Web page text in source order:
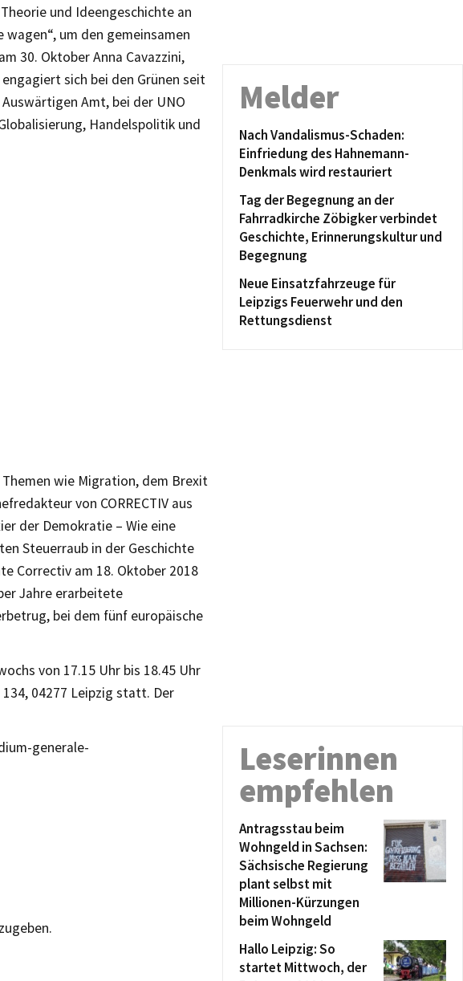
und Ideengeschichte an
um den gemeinsamen
30. Oktober Anna Cavazzini,
sich bei den Grünen seit
Amt, bei der UNO
Handelspolitik und
wie Migration, dem Brexit
von CORRECTIV aus
der Demokratie – Wie eine
Steuerraub in der Geschichte
Correctiv am 18. Oktober 2018
Jahre erarbeitete
bei dem fünf europäische
von 17.15 Uhr bis 18.45 Uhr
04277 Leipzig statt. Der
generale-
Melder
Nach Vandalismus-Schaden:
Einfriedung des Hahnemann-
Denkmals wird restauriert
Tag der Begegnung an der
Fahrradkirche Zöbigker verbindet
Geschichte, Erinnerungskultur und
Begegnung
Neue Einsatzfahrzeuge für
Leipzigs Feuerwehr und den
Rettungsdienst
Leserinnen
empfehlen
Antragsstau beim
Wohngeld in Sachsen:
Sächsische Regierung
plant selbst mit
Millionen-Kürzungen
beim Wohngeld
Hallo Leipzig: So
startet Mittwoch, der